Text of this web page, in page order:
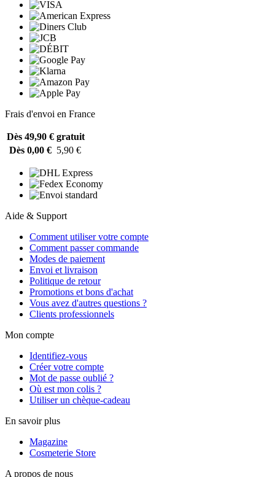
Frais d'envoi en France
Dès 49,90 € gratuit
Dès 0,00 € 5,90 €
Aide & Support
Comment utiliser votre compte
Comment passer commande
Modes de paiement
Envoi et livraison
Politique de retour
Promotions et bons d'achat
Vous avez d'autres questions ?
Clients professionnels
Mon compte
Identifiez-vous
Créer votre compte
Mot de passe oublié ?
Où est mon colis ?
Utiliser un chèque-cadeau
En savoir plus
Magazine
Cosmeterie Store
A propos de nous